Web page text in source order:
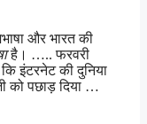
और भारत की
है। ….. फरवरी
इंटरनेट की दुनिया
को पछाड़ दिया …